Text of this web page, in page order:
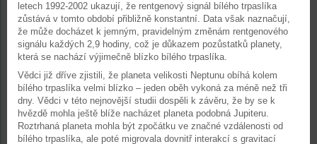
letech 1992-2002 ukazují, že rentgenový signál bílého trpaslíka
zůstává v tomto období přibližně konstantní. Data však naznačují,
že může docházet k jemným, pravidelným změnám rentgenového
signálu každých 2,9 hodiny, což je důkazem pozůstatků planety,
která se nachází výjimečně blízko bílého trpaslíka.
Vědci již dříve zjistili, že planeta velikosti Neptunu obíhá kolem
bílého trpaslíka velmi blízko – jeden oběh vykoná za méně než tři
dny. Vědci v této nejnovější studii dospěli k závěru, že by se k
hvězdě mohla ještě blíže nacházet planeta podobná Jupiteru.
Roztrhaná planeta mohla být zpočátku ve značné vzdálenosti od
bílého trpaslíka, ale poté migrovala dovnitř interakcí s gravitací